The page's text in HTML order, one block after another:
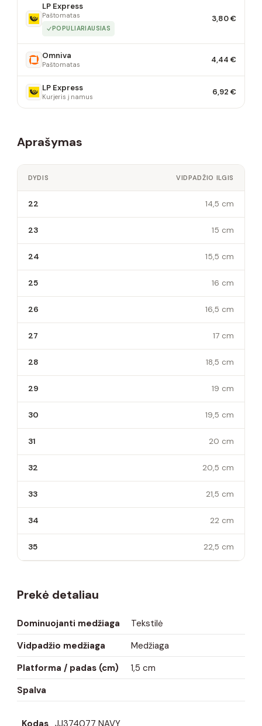
LP Express
Paštomatas
POPULIARIAUSIAS
3,80 €
Omniva
Paštomatas 4,44 €
LP Express
Kurjeris į namus 6,92 €
Aprašymas
DYDIS VIDPADŽIO ILGIS
22 14,5 cm
23 15 cm
24 15,5 cm
25 16 cm
26 16,5 cm
27 17 cm
28 18,5 cm
29 19 cm
30 19,5 cm
31 20 cm
32 20,5 cm
33 21,5 cm
34 22 cm
35 22,5 cm
Prekė detaliau
Dominuojanti medžiaga
Tekstilė
Vidpadžio medžiaga
Medžiaga
Platforma / padas (cm)
1,5 cm
Spalva
Kodas JJ374077 NAVY